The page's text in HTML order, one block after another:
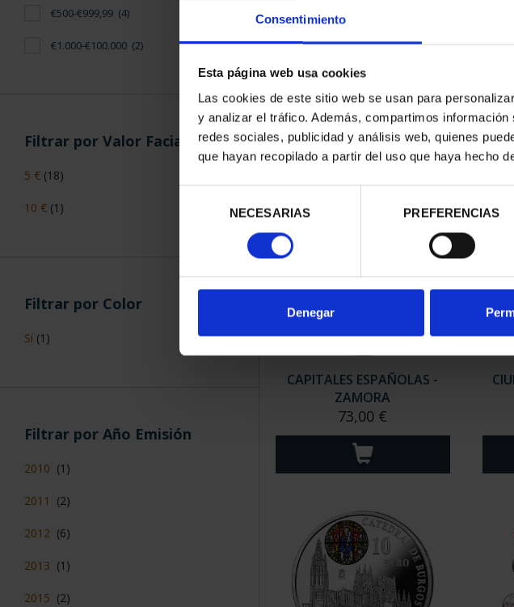
Consentimiento
Esta página web usa cookies
Las cookies de este sitio web se usan para
y analizar el tráfico. Además, compartimos
redes sociales, publicidad y análisis web, quienes
que hayan recopilado a partir del uso que haya hecho
consentimiento
NECESARIAS PREFERENCIAS
Denegar
€500-€999,99 (4)
€1.000-€100.000 (2)
Filtrar por Valor Facial
5 € (18)
10 € (1)
Filtrar por Color
Sí (1)
Filtrar por Año Emisión
2010 (1)
2011 (2)
2012 (6)
2013 (1)
2015 (2)
SEGOVIA
73,00 €
CAPITALES ESPAÑOLAS -
ZAMORA
73,00 €